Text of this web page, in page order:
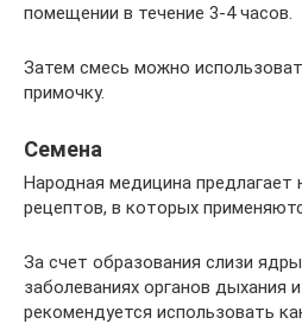
помещении в течение 3-4 часов.
Затем смесь можно
примочку.
Семена
Народная медицина
рецептов, в которых
За счет образования слизи
заболеваниях органов дыхания
рекомендуется использовать